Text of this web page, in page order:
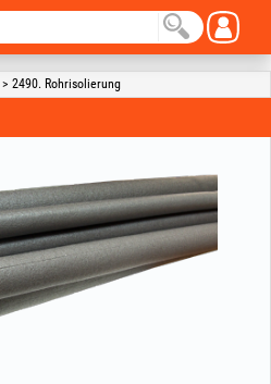
> 2490. Rohrisolierung